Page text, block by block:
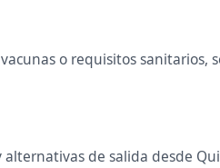
o requisitos sanitarios,
de salida desde